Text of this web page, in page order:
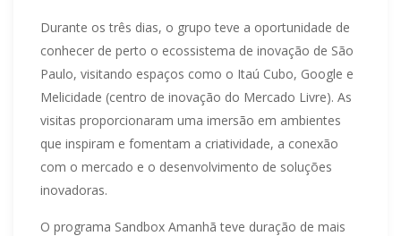
Durante os três dias, o grupo teve a oportunidade de
conhecer de perto o ecossistema de inovação de São
Paulo, visitando espaços como o Itaú Cubo, Google e
Melicidade (centro de inovação do Mercado Livre). As
visitas proporcionaram uma imersão em ambientes
que inspiram e fomentam a criatividade, a conexão
com o mercado e o desenvolvimento de soluções
inovadoras.
O programa Sandbox Amanhã teve duração de mais